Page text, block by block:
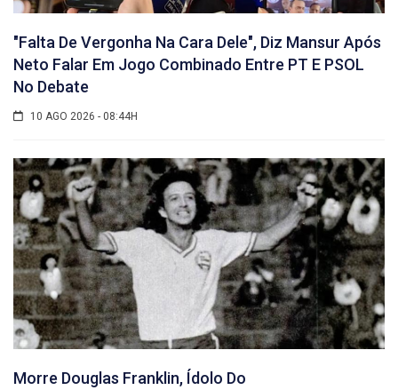
"Falta De Vergonha Na Cara Dele", Diz Mansur Após
Neto Falar Em Jogo Combinado Entre PT E PSOL
No Debate
10 AGO 2026 - 08:44H
Morre Douglas Franklin, Ídolo Do